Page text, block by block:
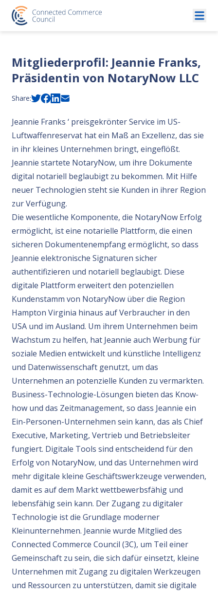
Skip to content
Mitgliederprofil: Jeannie Franks,
Präsidentin von NotaryNow LLC
Share:
Jeannie Franks ‘ preisgekrönter Service im US-
Luftwaffenreservat hat ein Maß an Exzellenz, das sie
in ihr kleines Unternehmen bringt, eingeflößt.
Jeannie startete NotaryNow, um ihre Dokumente
digital notariell beglaubigt zu bekommen. Mit Hilfe
neuer Technologien steht sie Kunden in ihrer Region
zur Verfügung.
Die wesentliche Komponente, die NotaryNow Erfolg
ermöglicht, ist eine notarielle Plattform, die einen
sicheren Dokumentenempfang ermöglicht, so dass
Jeannie elektronische Signaturen sicher
authentifizieren und notariell beglaubigt. Diese
digitale Plattform erweitert den potenziellen
Kundenstamm von NotaryNow über die Region
Hampton Virginia hinaus auf Verbraucher in den
USA und im Ausland. Um ihrem Unternehmen beim
Wachstum zu helfen, hat Jeannie auch Werbung für
soziale Medien entwickelt und künstliche Intelligenz
und Datenwissenschaft genutzt, um das
Unternehmen an potenzielle Kunden zu vermarkten.
Business-Technologie-Lösungen bieten das Know-
how und das Zeitmanagement, so dass Jeannie ein
Ein-Personen-Unternehmen sein kann, das als Chief
Executive, Marketing, Vertrieb und Betriebsleiter
fungiert. Digitale Tools sind entscheidend für den
Erfolg von NotaryNow, und das Unternehmen wird
mehr digitale kleine Geschäftswerkzeuge verwenden,
damit es auf dem Markt wettbewerbsfähig und
lebensfähig sein kann. Der Zugang zu digitaler
Technologie ist die Grundlage moderner
Kleinunternehmen. Jeannie wurde Mitglied des
Connected Commerce Council (3C), um Teil einer
Gemeinschaft zu sein, die sich dafür einsetzt, kleine
Unternehmen mit Zugang zu digitalen Werkzeugen
und Ressourcen zu unterstützen, damit sie digitale